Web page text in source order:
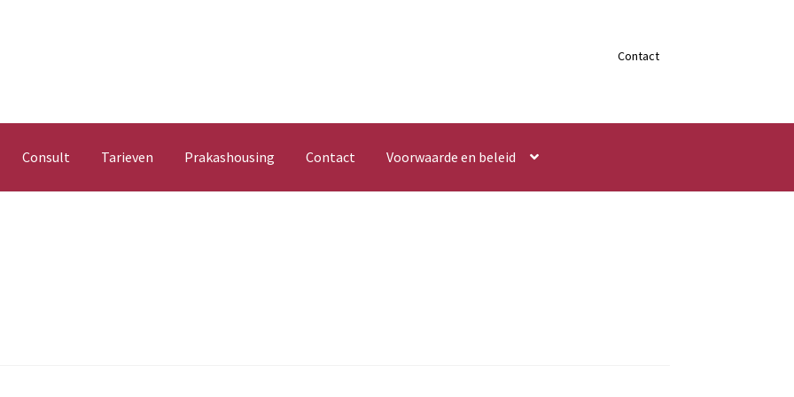
Contact
Consult Tarieven Prakashousing Contact Voorwaarde en beleid